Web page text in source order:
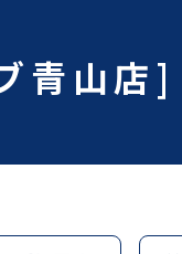
青山店]